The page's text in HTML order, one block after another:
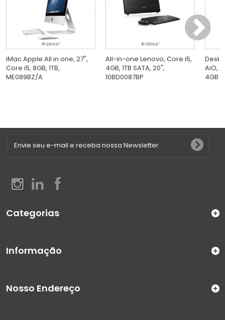
iMac Apple All in one, 27",
Core i5, 8GB, 1TB,
ME089BZ/A
All-in-one Lenovo, Core i5,
4GB, 1TB SATA, 20",
10BD0087BP
AiO,
4GB
Categorias
Informação
Nosso Endereço